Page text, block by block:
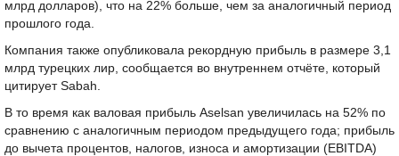
млрд долларов), что на 22% больше, чем за аналогичный период
прошлого года.
Компания также опубликовала рекордную прибыль в размере 3,1
млрд турецких лир, сообщается во внутреннем отчёте, который
цитирует Sabah.
В то время как валовая прибыль Aselsan увеличилась на 52% по
сравнению с аналогичным периодом предыдущего года; прибыль
до вычета процентов, налогов, износа и амортизации (EBITDA)